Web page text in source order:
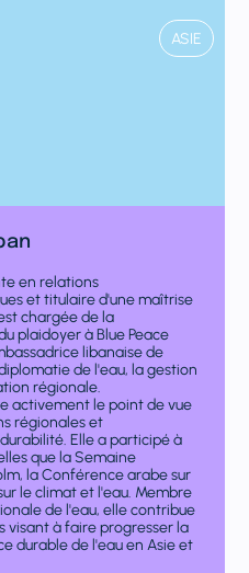
ASIE
en relations
et titulaire d'une maîtrise
chargée de la
plaidoyer à Blue Peace
libanaise de
de l'eau, la gestion
régionale.
activement le point de vue
régionales et
Elle a participé à
que la Semaine
la Conférence arabe sur
le climat et l'eau. Membre
de l'eau, elle contribue
visant à faire progresser la
durable de l'eau en Asie et